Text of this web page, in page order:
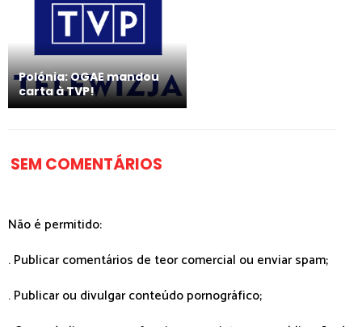
Polónia: OGAE mandou
carta à TVP!
SEM COMENTÁRIOS
Não é permitido:
. Publicar comentários de teor comercial ou enviar spam;
. Publicar ou divulgar conteúdo pornográfico;